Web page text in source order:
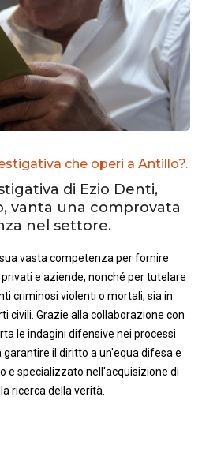
che operi a Antillo?.
di Ezio Denti,
vanta una comprovata
nel settore.
vasta competenza per fornire
e aziende, nonché per tutelare
criminosi violenti o mortali, sia in
civili. Grazie alla collaborazione con
le indagini difensive nei processi
il diritto a un'equa difesa e
e specializzato nell'acquisizione di
ricerca della verità.